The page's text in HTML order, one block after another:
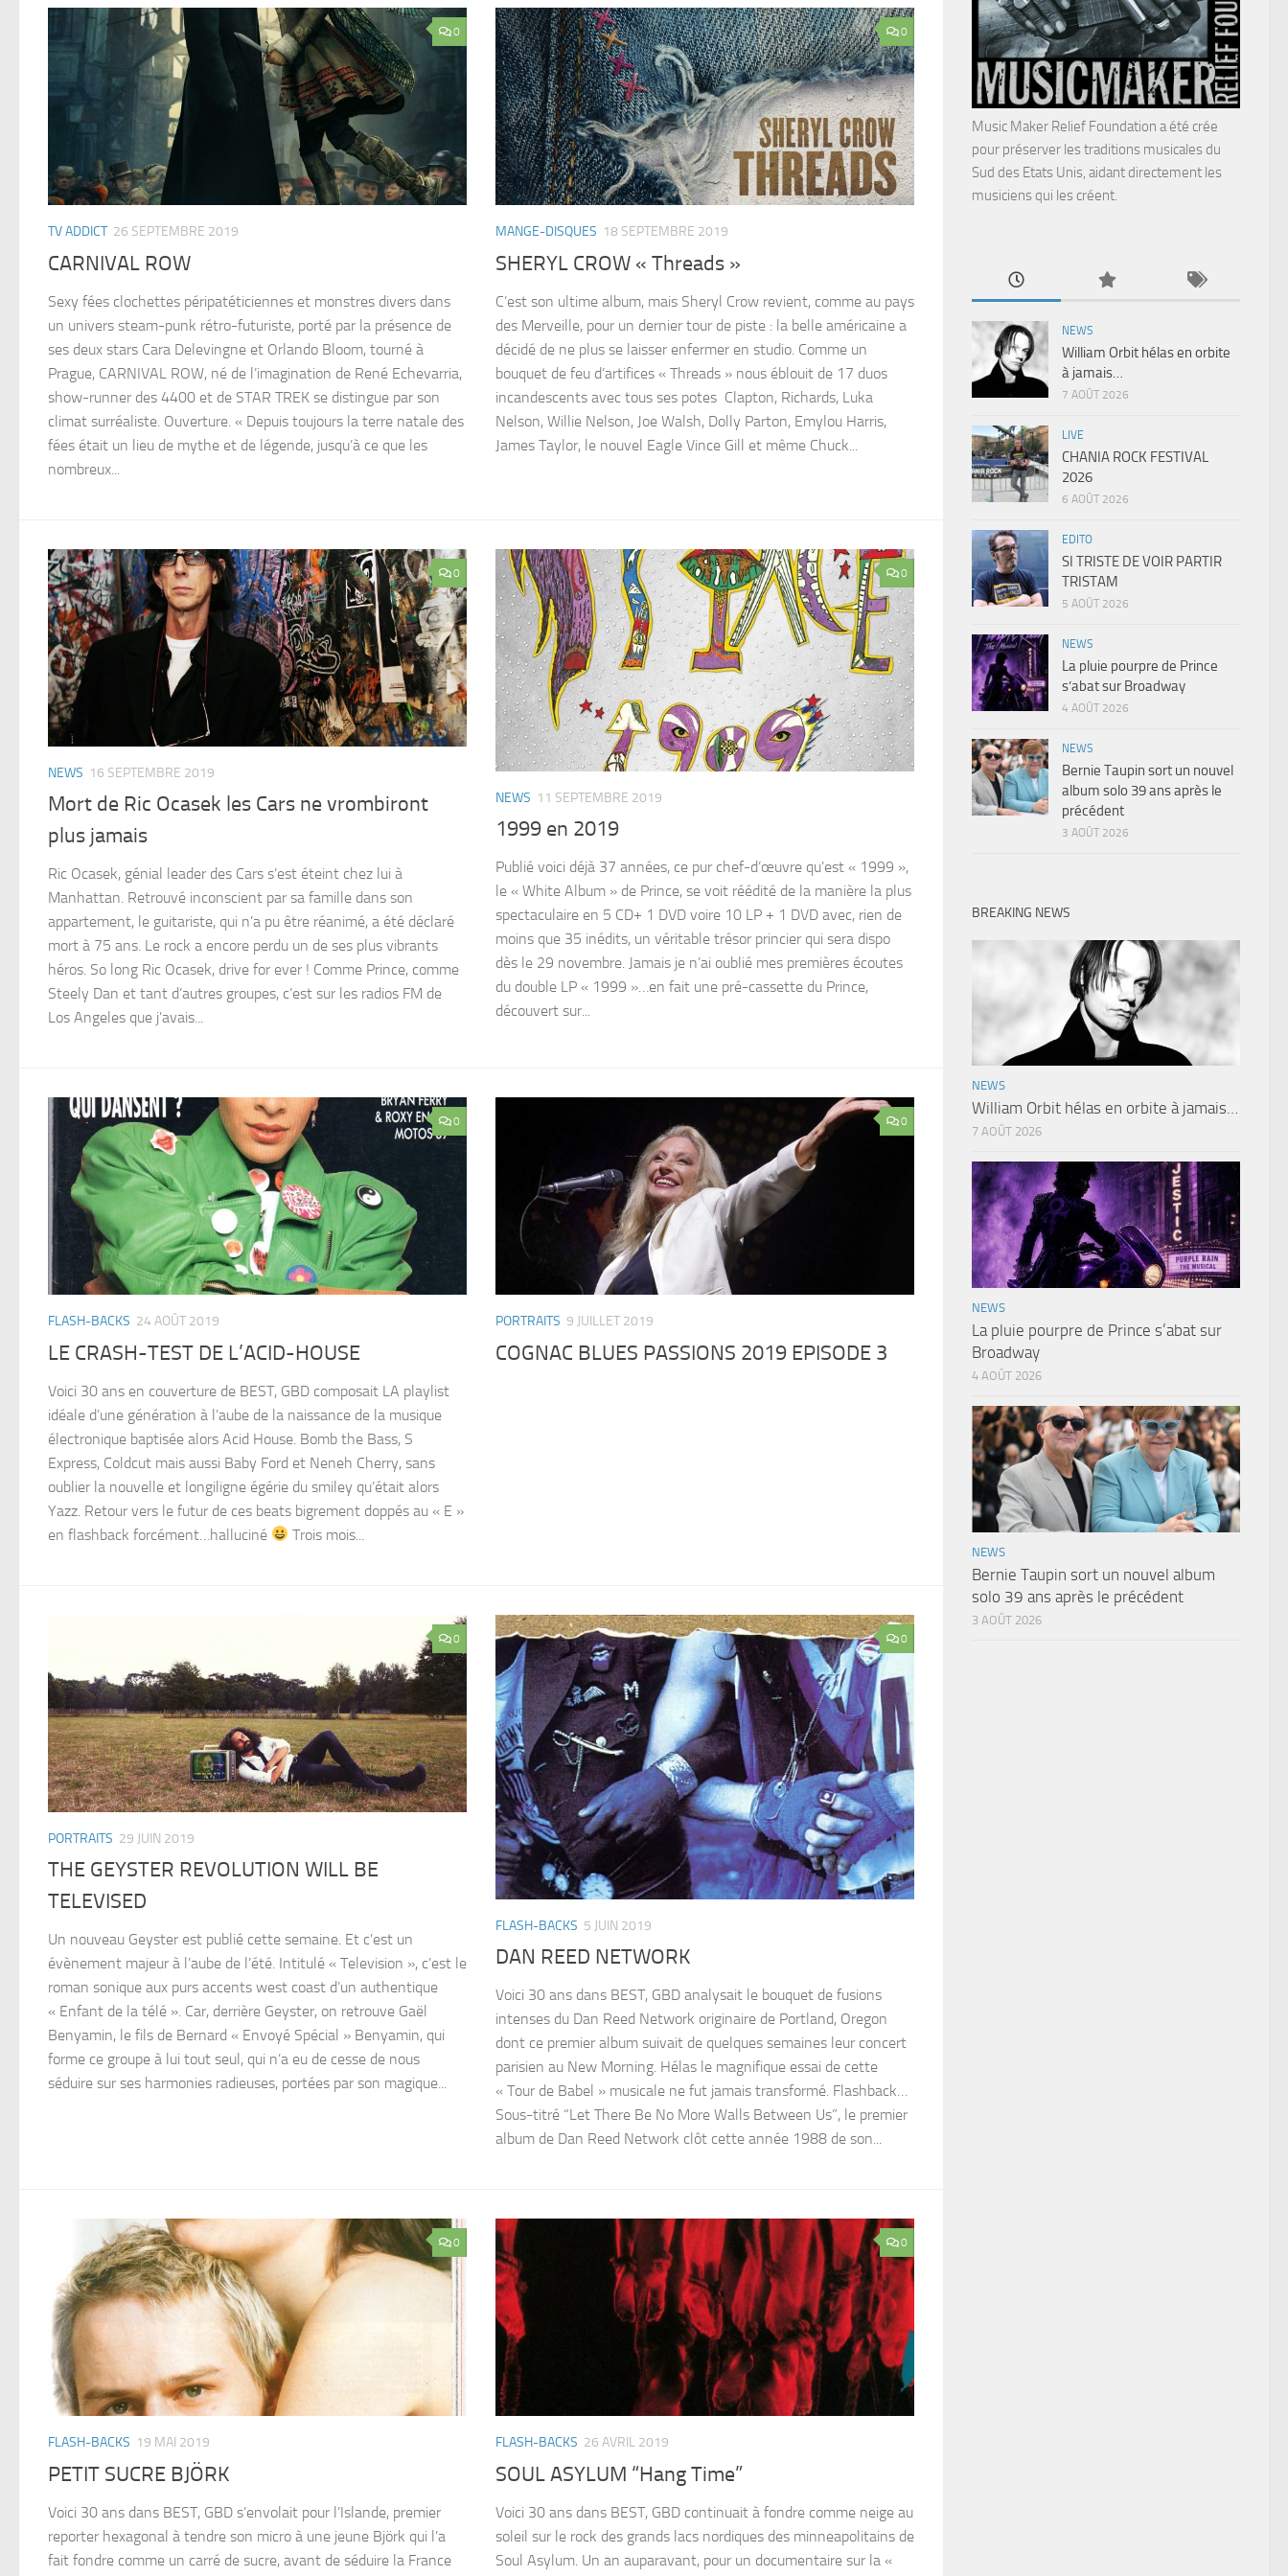
0
TV ADDICT 26 SEPTEMBRE 2019
CARNIVAL ROW
Sexy fées clochettes péripatéticiennes et monstres divers dans
un univers steam-punk rétro-futuriste, porté par la présence de
ses deux stars Cara Delevingne et Orlando Bloom, tourné à
Prague, CARNIVAL ROW, né de l’imagination de René Echevarria,
show-runner des 4400 et de STAR TREK se distingue par son
climat surréaliste. Ouverture. « Depuis toujours la terre natale des
fées était un lieu de mythe et de légende, jusqu’à ce que les
nombreux...
0
MANGE-DISQUES 18 SEPTEMBRE 2019
SHERYL CROW « Threads »
C’est son ultime album, mais Sheryl Crow revient, comme au pays
des Merveille, pour un dernier tour de piste : la belle américaine a
décidé de ne plus se laisser enfermer en studio. Comme un
bouquet de feu d’artifices « Threads » nous éblouit de 17 duos
incandescents avec tous ses potes Clapton, Richards, Luka
Nelson, Willie Nelson, Joe Walsh, Dolly Parton, Emylou Harris,
James Taylor, le nouvel Eagle Vince Gill et même Chuck...
0
NEWS 16 SEPTEMBRE 2019
Mort de Ric Ocasek les Cars ne vrombiront
plus jamais
Ric Ocasek, génial leader des Cars s’est éteint chez lui à
Manhattan. Retrouvé inconscient par sa famille dans son
appartement, le guitariste, qui n’a pu être réanimé, a été déclaré
mort à 75 ans. Le rock a encore perdu un de ses plus vibrants
héros. So long Ric Ocasek, drive for ever ! Comme Prince, comme
Steely Dan et tant d’autres groupes, c’est sur les radios FM de
Los Angeles que j’avais...
0
NEWS 11 SEPTEMBRE 2019
1999 en 2019
Publié voici déjà 37 années, ce pur chef-d’œuvre qu’est « 1999 »,
le « White Album » de Prince, se voit réédité de la manière la plus
spectaculaire en 5 CD+ 1 DVD voire 10 LP + 1 DVD avec, rien de
moins que 35 inédits, un véritable trésor princier qui sera dispo
dès le 29 novembre. Jamais je n’ai oublié mes premières écoutes
du double LP « 1999 »…en fait une pré-cassette du Prince,
découvert sur...
0
FLASH-BACKS 24 AOÛT 2019
LE CRASH-TEST DE L’ACID-HOUSE
Voici 30 ans en couverture de BEST, GBD composait LA playlist
idéale d’une génération à l’aube de la naissance de la musique
électronique baptisée alors Acid House. Bomb the Bass, S
Express, Coldcut mais aussi Baby Ford et Neneh Cherry, sans
oublier la nouvelle et longiligne égérie du smiley qu’était alors
Yazz. Retour vers le futur de ces beats bigrement doppés au « E »
en flashback forcément…halluciné
Trois mois...
0
PORTRAITS 9 JUILLET 2019
COGNAC BLUES PASSIONS 2019 EPISODE 3
0
PORTRAITS 29 JUIN 2019
THE GEYSTER REVOLUTION WILL BE
TELEVISED
Un nouveau Geyster est publié cette semaine. Et c’est un
évènement majeur à l’aube de l’été. Intitulé « Television », c’est le
roman sonique aux purs accents west coast d’un authentique
« Enfant de la télé ». Car, derrière Geyster, on retrouve Gaël
Benyamin, le fils de Bernard « Envoyé Spécial » Benyamin, qui
forme ce groupe à lui tout seul, qui n’a eu de cesse de nous
séduire sur ses harmonies radieuses, portées par son magique...
0
FLASH-BACKS 5 JUIN 2019
DAN REED NETWORK
Voici 30 ans dans BEST, GBD analysait le bouquet de fusions
intenses du Dan Reed Network originaire de Portland, Oregon
dont ce premier album suivait de quelques semaines leur concert
parisien au New Morning. Hélas le magnifique essai de cette
« Tour de Babel » musicale ne fut jamais transformé. Flashback…
Sous-titré “Let There Be No More Walls Between Us”, le premier
album de Dan Reed Network clôt cette année 1988 de son...
0
FLASH-BACKS 19 MAI 2019
PETIT SUCRE BJÖRK
Voici 30 ans dans BEST, GBD s’envolait pour l’Islande, premier
reporter hexagonal à tendre son micro à une jeune Björk qui l’a
fait fondre comme un carré de sucre, avant de séduire la France
0
FLASH-BACKS 26 AVRIL 2019
SOUL ASYLUM “Hang Time”
Voici 30 ans dans BEST, GBD continuait à fondre comme neige au
soleil sur le rock des grands lacs nordiques des minneapolitains de
Soul Asylum. Un an auparavant, pour un documentaire sur la «
Music Maker Relief Foundation a été crée
pour préserver les traditions musicales du
Sud des Etats Unis, aidant directement les
musiciens qui les créent.
NEWS
William Orbit hélas en orbite
à jamais…
7 AOÛT 2026
LIVE
CHANIA ROCK FESTIVAL
2026
6 AOÛT 2026
EDITO
SI TRISTE DE VOIR PARTIR
TRISTAM
5 AOÛT 2026
NEWS
La pluie pourpre de Prince
s’abat sur Broadway
4 AOÛT 2026
NEWS
Bernie Taupin sort un nouvel
album solo 39 ans après le
précédent
3 AOÛT 2026
BREAKING NEWS
NEWS
William Orbit hélas en orbite à jamais…
7 AOÛT 2026
NEWS
La pluie pourpre de Prince s’abat sur
Broadway
4 AOÛT 2026
NEWS
Bernie Taupin sort un nouvel album
solo 39 ans après le précédent
3 AOÛT 2026